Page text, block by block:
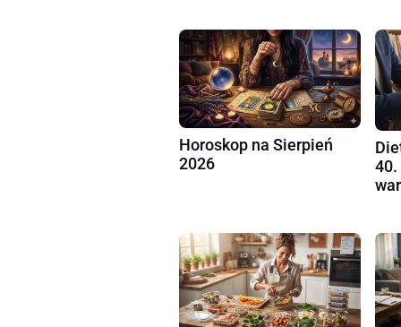
Horoskop na Sierpień
2026
40.